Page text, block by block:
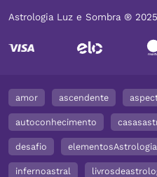
Astrologia Luz e Sombra ®
amor ascendente
autoconhecimento
desafio elementosAstrologia
infernoastral